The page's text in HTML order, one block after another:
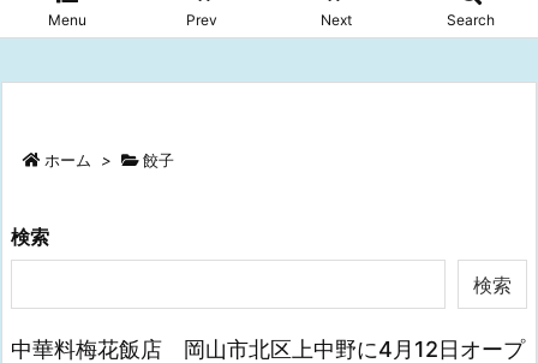
Menu Prev Next Search
ホーム > 餃子
検索
検索
中華料梅花飯店 岡山市北区上中野に4月12日オープ